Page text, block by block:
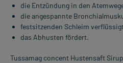
die Entzündung in den
die angespannte
festsitzenden Schleim
das Abhusten fördert.
Tussamag concent Hustensaft